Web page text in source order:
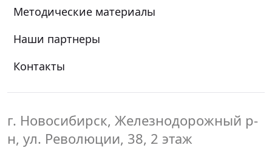
Методические материалы
Наши партнеры
Контакты
г. Новосибирск, Железнодорожный р-
н, ул. Революции, 38, 2 этаж